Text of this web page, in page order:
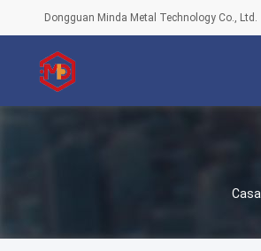
Dongguan Minda Metal Technology Co., Ltd.
Casa